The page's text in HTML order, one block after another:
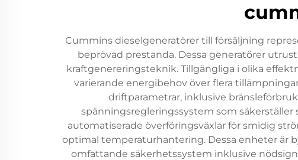
Cummins dieselgeneratörer till försäljning
beprövad prestanda. Dessa generatörer
kraftgenereringsteknik. Tillgängliga i olika
varierande energibehov över flera
driftparametrar, inklusive
spänningsregleringssystem som
automatiserade överföringsväxlar för smidig
optimal temperaturhantering. Dessa enheter är
omfattande säkerhetssystem inklusive